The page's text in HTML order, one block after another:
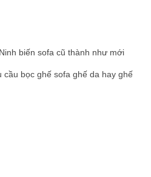
biến sofa cũ thành như mới
cầu bọc ghế sofa ghế da hay ghế